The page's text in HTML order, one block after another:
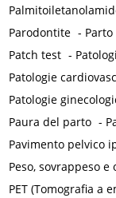
Parodontite -
Patch test -
Patologie
Patologie
Paura del parto -
Pavimento pelvico
Peso, sovrappeso e
PET (Tomografia a